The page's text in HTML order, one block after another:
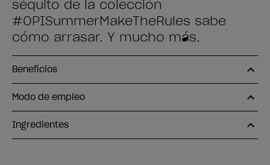
séquito de la colección
#OPISummerMakeTheRules sabe
cómo arrasar. Y mucho más.
Beneficios
Modo de empleo
Ingredientes